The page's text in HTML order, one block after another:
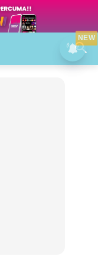
NEW